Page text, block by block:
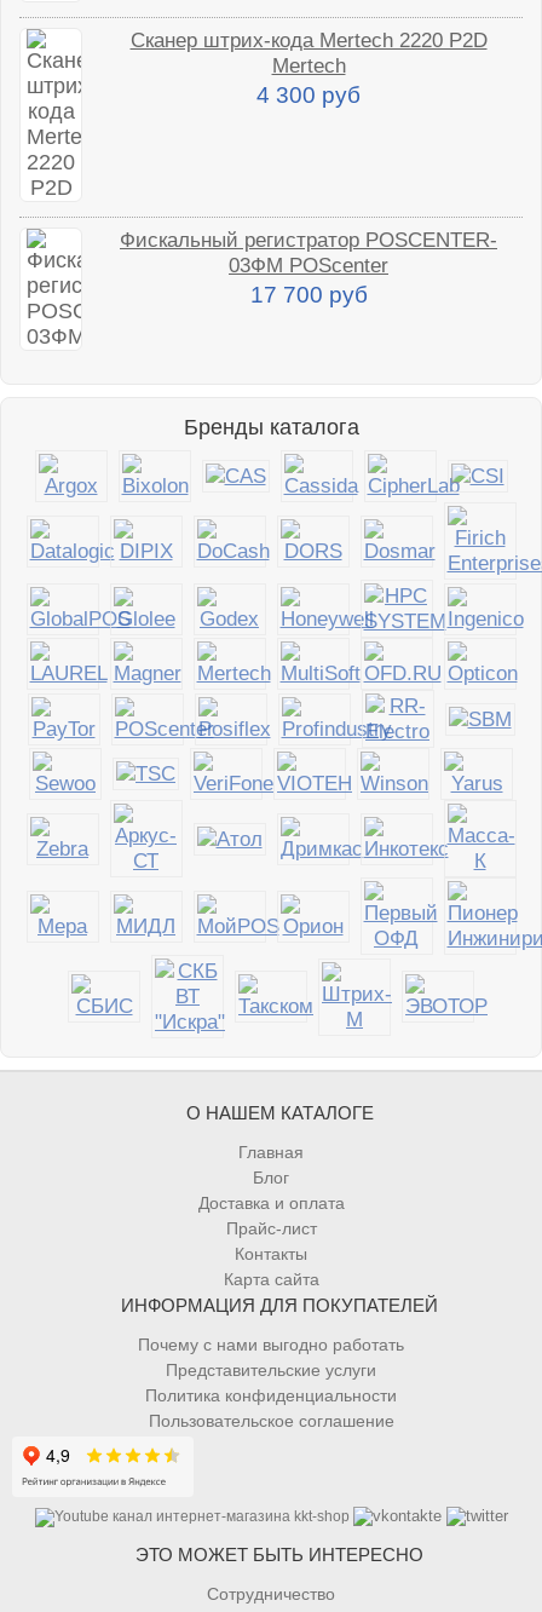
Сканер штрих-кода Mertech 2220 P2D
Mertech
4 300 руб
Фискальный регистратор POSCENTER-
03ФМ POScenter
17 700 руб
Бренды каталога
О НАШЕМ КАТАЛОГЕ
Главная
Блог
Доставка и оплата
Прайс-лист
Контакты
Карта сайта
ИНФОРМАЦИЯ ДЛЯ ПОКУПАТЕЛЕЙ
Почему с нами выгодно работать
Представительские услуги
Политика конфиденциальности
Пользовательское соглашение
ЭТО МОЖЕТ БЫТЬ ИНТЕРЕСНО
Сотрудничество